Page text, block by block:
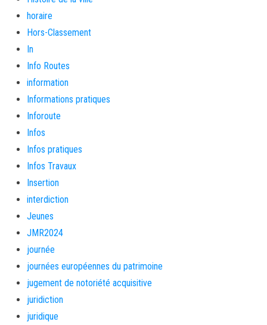
horaire
Hors-Classement
In
Info Routes
information
Informations pratiques
Inforoute
Infos
Infos pratiques
Infos Travaux
Insertion
interdiction
Jeunes
JMR2024
journée
journées européennes du patrimoine
jugement de notoriété acquisitive
juridiction
juridique